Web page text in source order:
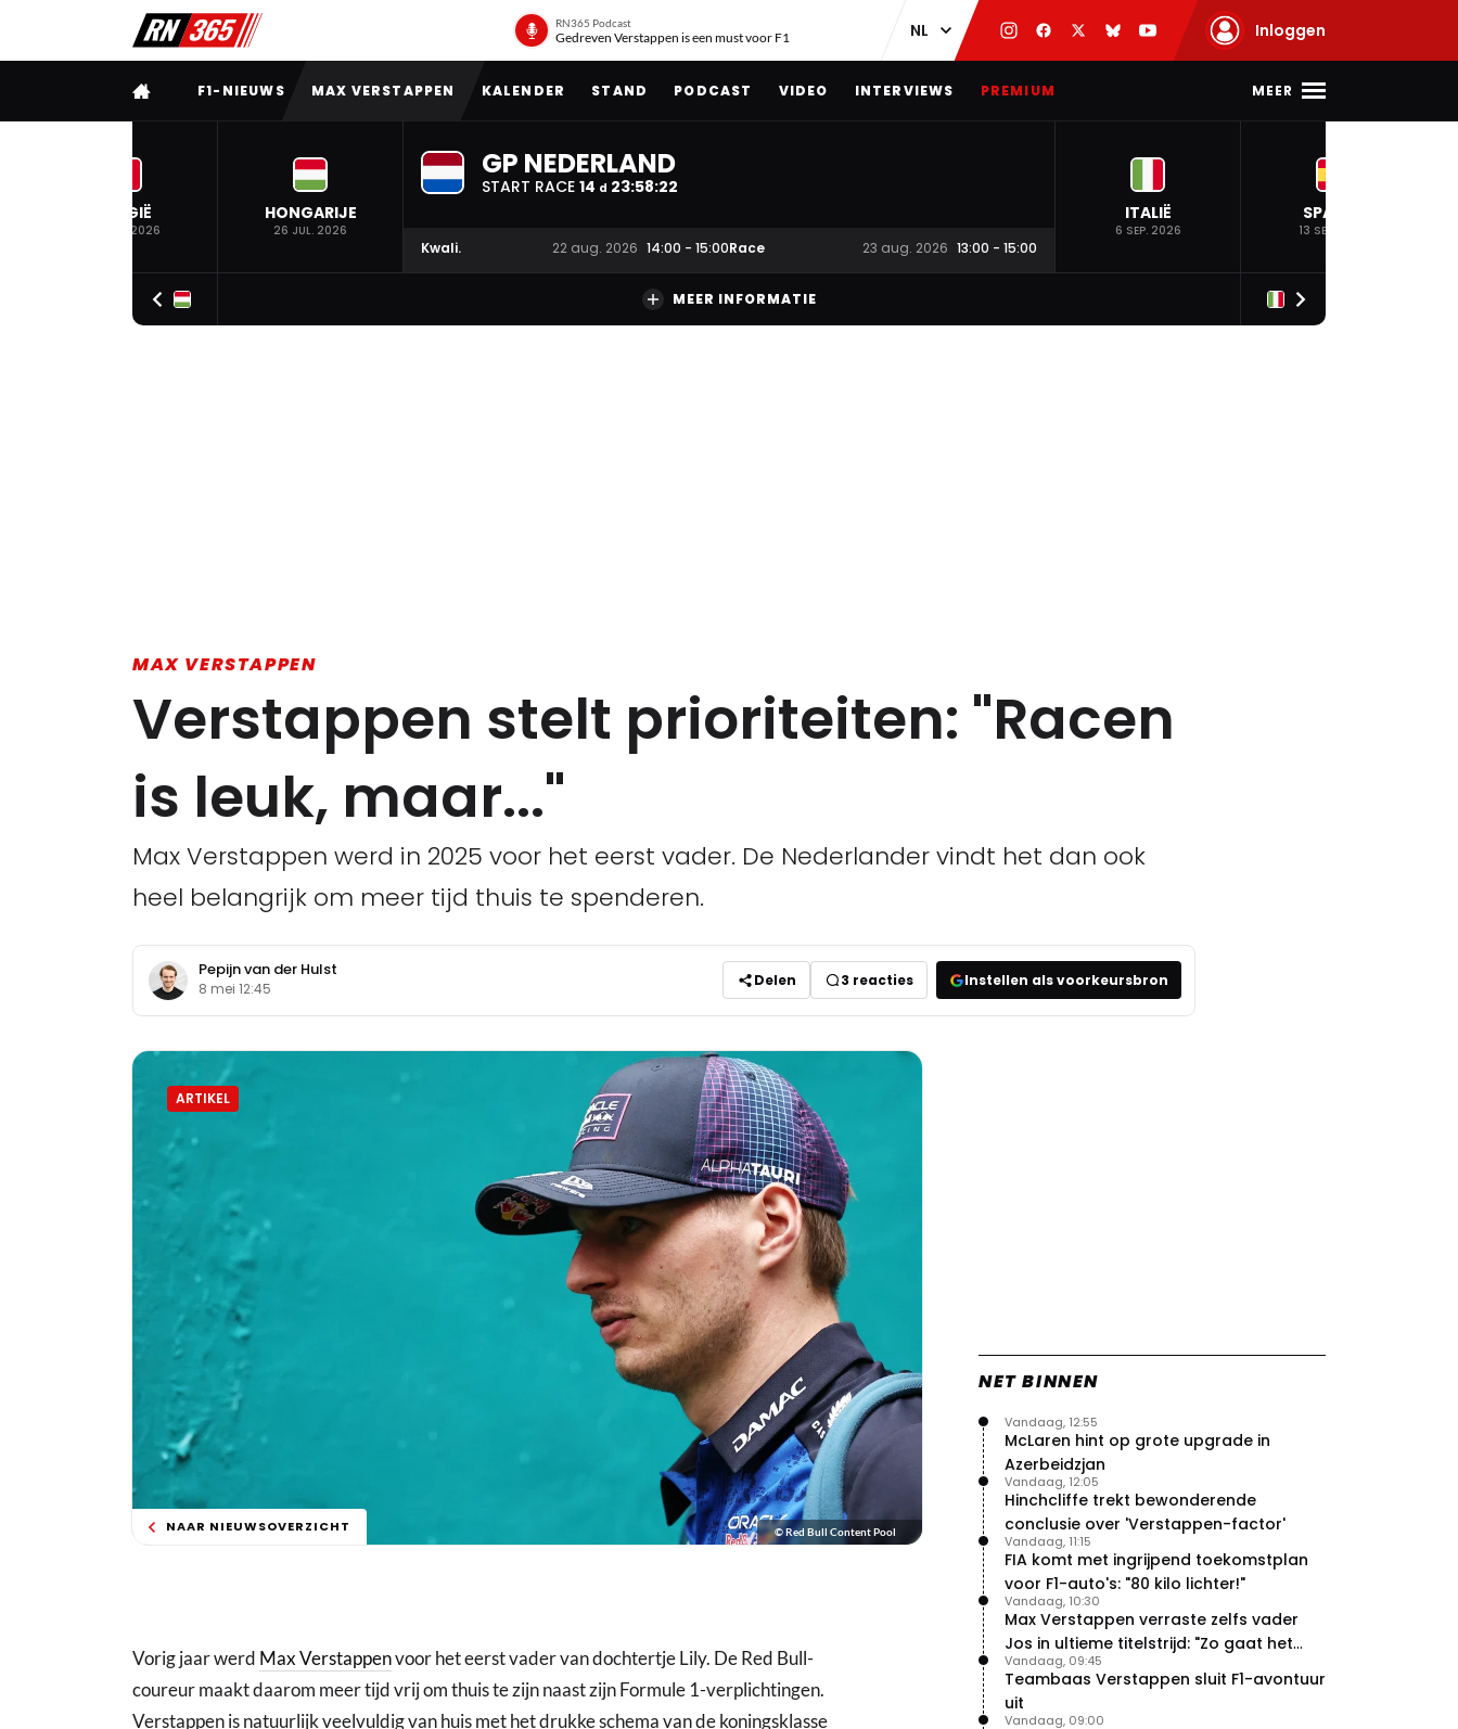
RN365 Podcast
Gedreven Verstappen is een must voor F1 Inloggen
VOLLEDIG MENU
F1-NIEUWS MAX VERSTAPPEN KALENDER STAND PODCAST VIDEO INTERVIEWS PREMIUM MEER
BELGIË
19 JUL. 2026
HONGARIJE
26 JUL. 2026
GP NEDERLAND
START RACE 14 d 23:58:21
Kwali. 22 aug. 2026 14:00 - 15:00Race 23 aug. 2026 13:00 - 15:00
ITALIË
6 SEP. 2026
SPANJE
13 SEP. 2026
MEER INFORMATIE
MAX VERSTAPPEN
Verstappen stelt prioriteiten: "Racen
is leuk, maar..."
Max Verstappen werd in 2025 voor het eerst vader. De Nederlander vindt het dan ook
heel belangrijk om meer tijd thuis te spenderen.
Pepijn van der Hulst
8 mei 12:45 Delen 3 reacties Instellen als voorkeursbron
ARTIKEL
NAAR NIEUWSOVERZICHT © Red Bull Content Pool
Vorig jaar werd Max Verstappenvoor het eerst vader van dochtertje Lily. De Red Bull-
coureur maakt daarom meer tijd vrij om thuis te zijn naast zijn Formule 1-verplichtingen.
Verstappen is natuurlijk veelvuldig van huis met het drukke schema van de koningsklasse
NET BINNEN
McLaren hint op grote upgrade in
Azerbeidzjan
Vandaag, 12:55
Hinchcliffe trekt bewonderende
conclusie over 'Verstappen-factor'
Vandaag, 12:05
FIA komt met ingrijpend toekomstplan
voor F1-auto's: "80 kilo lichter!"
Vandaag, 11:15
Max Verstappen verraste zelfs vader
Jos in ultieme titelstrijd: "Zo gaat het
altijd!"
Vandaag, 10:30
Teambaas Verstappen sluit F1-avontuur
uit
Vandaag, 09:45
Vandaag, 09:00